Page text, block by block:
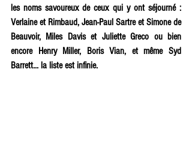
les noms savoureux de ceux qui y ont séjourné :
Verlaine et Rimbaud, Jean-Paul Sartre et Simone de
Beauvoir, Miles Davis et Juliette Greco ou bien
encore Henry Miller, Boris Vian, et même Syd
Barrett... la liste est infinie.